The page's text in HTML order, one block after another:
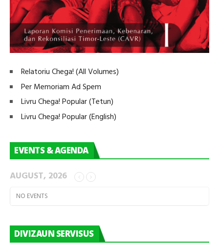
Relatoriu Chega! (All Volumes)
Per Memoriam Ad Spem
Livru Chega! Popular (Tetun)
Livru Chega! Popular (English)
EVENTS & AGENDA
AUGUST, 2026
NO EVENTS
DIVIZAUN SERVISUS